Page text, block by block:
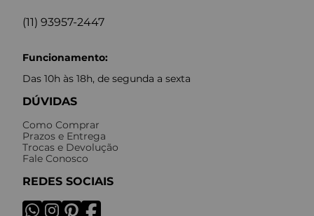
(11) 93957-2447
Funcionamento:
Das 10h às 18h, de segunda a sexta
DÚVIDAS
Como Comprar
Prazos e Entrega
Trocas e Devolução
Fale Conosco
REDES SOCIAIS